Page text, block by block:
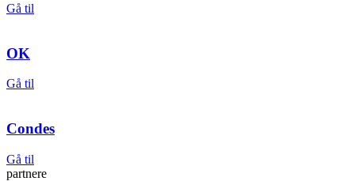
Gå til
OK
Gå til
Condes
Gå til
partnere